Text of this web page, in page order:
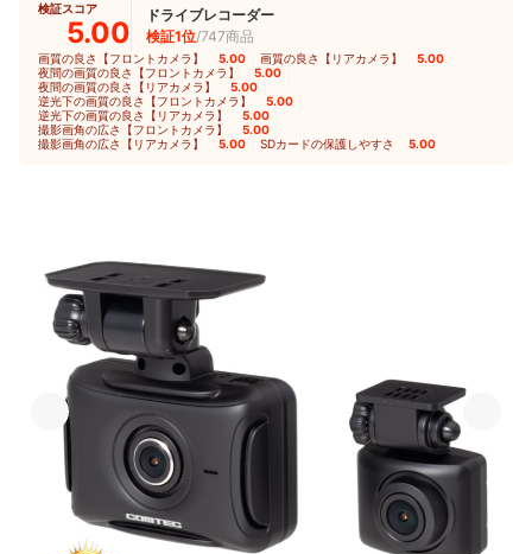
検証スコア
5.00
ドライブレコーダー
検証1位/747商品
画質の良さ【フロントカメラ】 5.00 画質の良さ【リアカメラ】 5.00
夜間の画質の良さ【フロントカメラ】 5.00
夜間の画質の良さ【リアカメラ】 5.00
逆光下の画質の良さ【フロントカメラ】 5.00
逆光下の画質の良さ【リアカメラ】 5.00
撮影画角の広さ【フロントカメラ】 5.00
撮影画角の広さ【リアカメラ】 5.00 SDカードの保護しやすさ 5.00